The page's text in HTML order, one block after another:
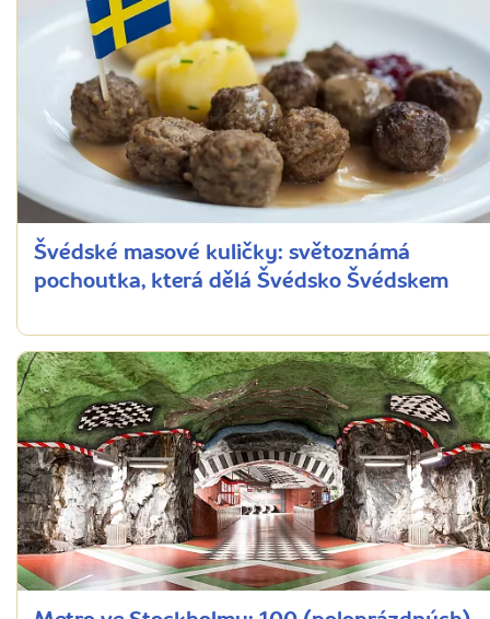
Švédské masové kuličky: světoznámá
pochoutka, která dělá Švédsko Švédskem